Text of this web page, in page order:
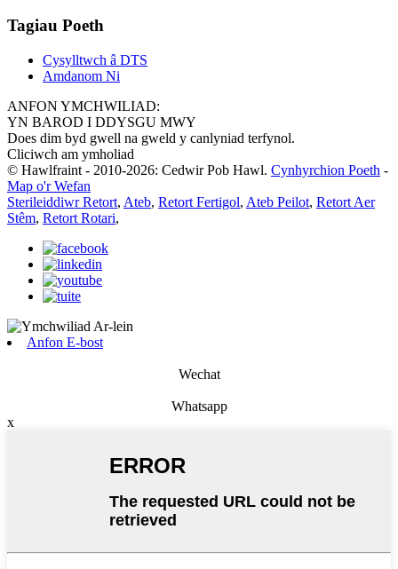
Tagiau Poeth
Cysylltwch â DTS
Amdanom Ni
ANFON YMCHWILIAD:
YN BAROD I DDYSGU MWY
Does dim byd gwell na gweld y canlyniad terfynol.
Cliciwch am ymholiad
© Hawlfraint - 2010-2026: Cedwir Pob Hawl. Cynhyrchion Poeth -
Map o'r Wefan
Sterileiddiwr Retort, Ateb, Retort Fertigol, Ateb Peilot, Retort Aer
Stêm, Retort Rotari,
Anfon E-bost
Wechat
Whatsapp
x